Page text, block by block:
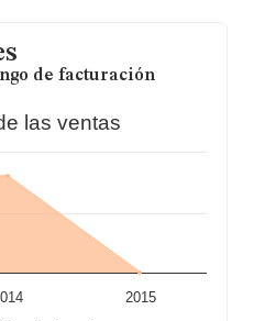
de facturación
las ventas
2015